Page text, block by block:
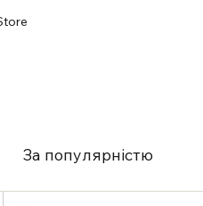
За популярністю